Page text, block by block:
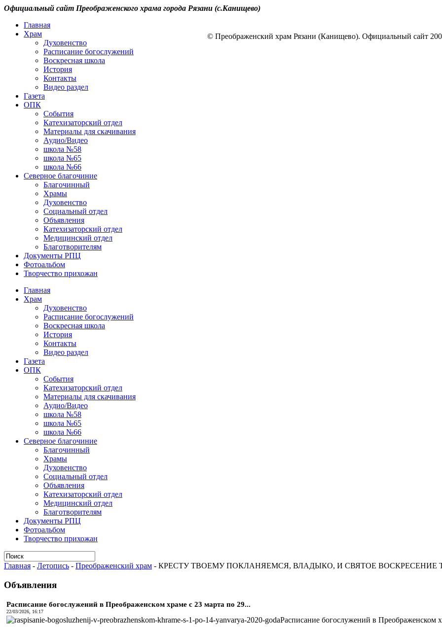
Официальный сайт Преображенского храма города Рязани (с.Канищево)
Главная
Храм
Духовенство
Расписание богослужений
Воскресная школа
История
Контакты
Видео раздел
Газета
ОПК
События
Катехизаторский отдел
Материалы для скачивания
Аудио/Видео
школа №58
школа №65
школа №66
Северное благочиние
Благочинный
Храмы
Духовенство
Социальный отдел
Объявления
Катехизаторский отдел
Медицинский отдел
Благотворителям
Документы РПЦ
Фотоальбом
Творчество прихожан
Главная
Храм
Духовенство
Расписание богослужений
Воскресная школа
История
Контакты
Видео раздел
Газета
ОПК
События
Катехизаторский отдел
Материалы для скачивания
Аудио/Видео
школа №58
школа №65
школа №66
Северное благочиние
Благочинный
Храмы
Духовенство
Социальный отдел
Объявления
Катехизаторский отдел
Медицинский отдел
Благотворителям
Документы РПЦ
Фотоальбом
Творчество прихожан
Главная - Летопись - Преображенский храм - КРЕСТУ ТВОЕМУ ПОКЛАНЯЕМСЯ, ВЛАДЫКО, И СВЯТОЕ ВОСКРЕСЕНИЕ
Объявления
Расписание богослужений в Преображенском храме с 23 марта по 29...
22/03/2026, 16:17
Расписание богослужений в Преображенском
© Преображенский храм Рязани (Канищево). Официальный сайт